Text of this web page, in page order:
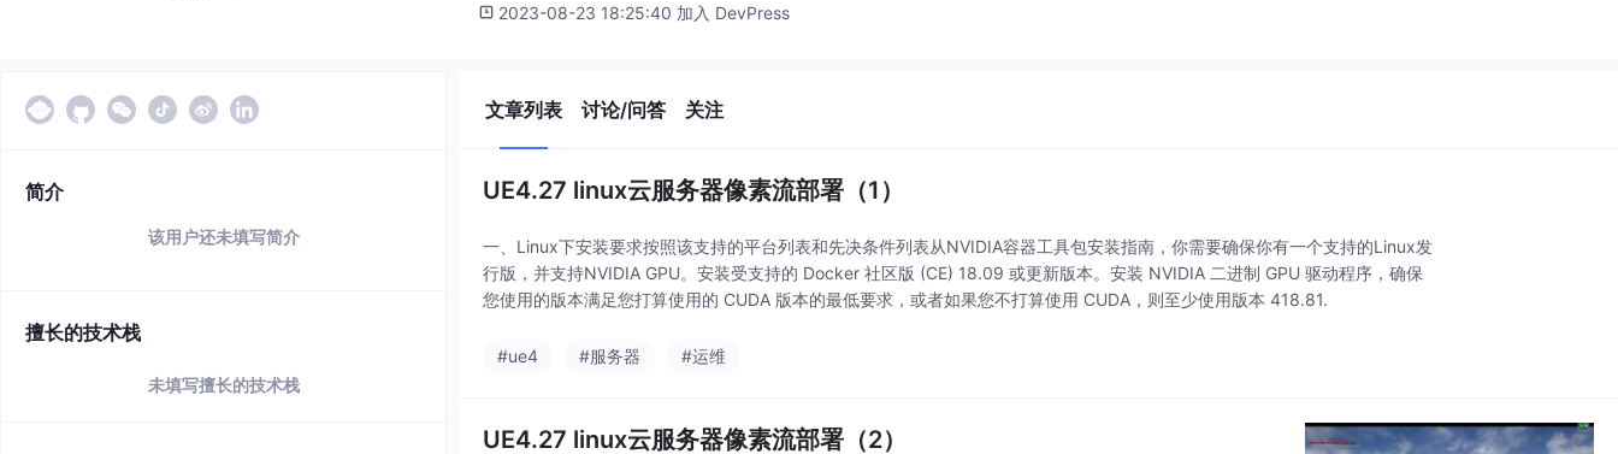
2023-08-23 18:25:40 加入 DevPress
简介
该用户还未填写简介
擅长的技术栈
未填写擅长的技术栈
文章列表 讨论/问答 关注
UE4.27 linux云服务器像素流部署（1）
一、Linux下安装要求按照该支持的平台列表和先决条件列表从NVIDIA容器工具包安装指南，你需要确保你有一个支持的Linux发
行版，并支持NVIDIA GPU。安装受支持的 Docker 社区版 (CE) 18.09 或更新版本。安装 NVIDIA 二进制 GPU 驱动程序，确保
您使用的版本满足您打算使用的 CUDA 版本的最低要求，或者如果您不打算使用 CUDA，则至少使用版本 418.81.
#ue4 #服务器 #运维
UE4.27 linux云服务器像素流部署（2）